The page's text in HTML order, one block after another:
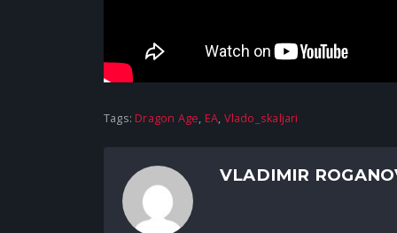
Tags:Dragon Age, EA, Vlado_skaljari
VLADIMIR